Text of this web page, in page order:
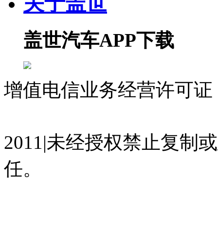
盖世汽车APP下载
增值电信业务经营许可
2011|未经授权禁止复制
任。